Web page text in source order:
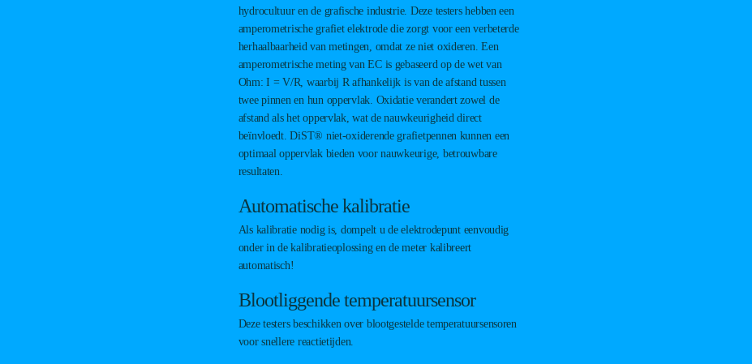
hydrocultuur en de grafische industrie. Deze testers hebben een
amperometrische grafiet elektrode die zorgt voor een verbeterde
herhaalbaarheid van metingen, omdat ze niet oxideren. Een
amperometrische meting van EC is gebaseerd op de wet van
Ohm: I = V/R, waarbij R afhankelijk is van de afstand tussen
twee pinnen en hun oppervlak. Oxidatie verandert zowel de
afstand als het oppervlak, wat de nauwkeurigheid direct
beïnvloedt. DiST® niet-oxiderende grafietpennen kunnen een
optimaal oppervlak bieden voor nauwkeurige, betrouwbare
resultaten.
Automatische kalibratie
Als kalibratie nodig is, dompelt u de elektrodepunt eenvoudig
onder in de kalibratieoplossing en de meter kalibreert
automatisch!
Blootliggende temperatuursensor
Deze testers beschikken over blootgestelde temperatuursensoren
voor snellere reactietijden.